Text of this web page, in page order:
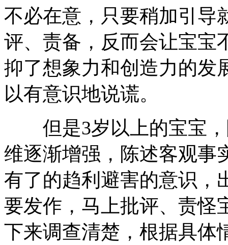
不必在意，只要稍加引导
评、责备，反而会让宝宝
抑了想象力和创造力的发
以有意识地说谎。
但是3岁以上的宝宝，
维逐渐增强，陈述客观事
有了的趋利避害的意识，
要发作，马上批评、责怪
下来调查清楚，根据具体